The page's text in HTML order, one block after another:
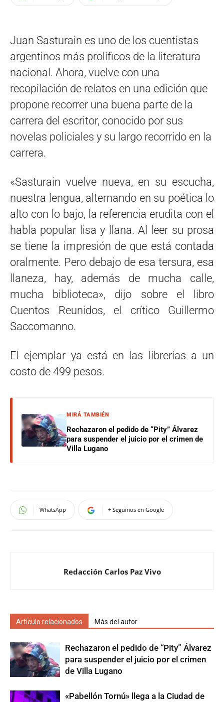
Juan Sasturain es uno de los cuentistas
argentinos más prolíficos de la literatura
nacional. Ahora, vuelve con una
recopilación de relatos en una edición que
propone recorrer una buena parte de la
carrera del escritor, conocido por sus
novelas policiales y su largo recorrido en la
carrera.
«Sasturain vuelve nueva, en su escucha,
nuestra lengua, alternando en su poética lo
alto con lo bajo, la referencia erudita con el
habla popular lisa y llana. Al leer su prosa
se tiene la impresión de que está contada
oralmente. Pero debajo de esa tersura, esa
llaneza, hay, además de mucha calle,
mucha biblioteca», dijo sobre el libro
Cuentos Reunidos, el crítico Guillermo
Saccomanno.
El ejemplar ya está en las librerías a un
costo de 499 pesos.
MIRÁ TAMBIÉN
Rechazaron el pedido de “Pity” Álvarez
para suspender el juicio por el crimen de
Villa Lugano
WhatsApp + Seguinos en Google
Redacción Carlos Paz Vivo
Artículo relacionados Más del autor
Rechazaron el pedido de “Pity” Álvarez
para suspender el juicio por el crimen
de Villa Lugano
«Pabellón Tornú» llega a la Ciudad de